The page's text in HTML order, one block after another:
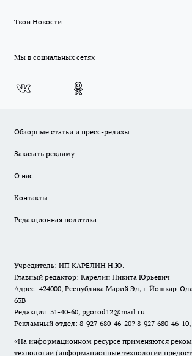
Твои Новости
Мы в социальных сетях
Обзорные статьи и пресс-релизы
Заказать рекламу
О нас
Контакты
Редакционная политика
Учредитель: ИП КАРЕЛИН Н.Ю.
Главный редактор: Карелин Никита Юрьевич
Адрес: 424000, Республика Марий Эл, г. Йошкар-
63В
Редакция: 31-40-60, pgorod12@mail.ru
Рекламный отдел: 8-927-680-46-20? 8-927-680-46-
«На информационном ресурсе применяются
технологии (информационные технологии